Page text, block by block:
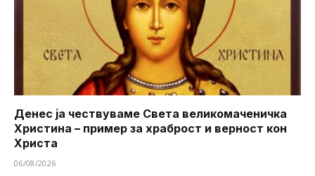
Денес ја чествуваме Света великомаченичка
Христина – пример за храброст и верност кон
Христа
06/08/2026